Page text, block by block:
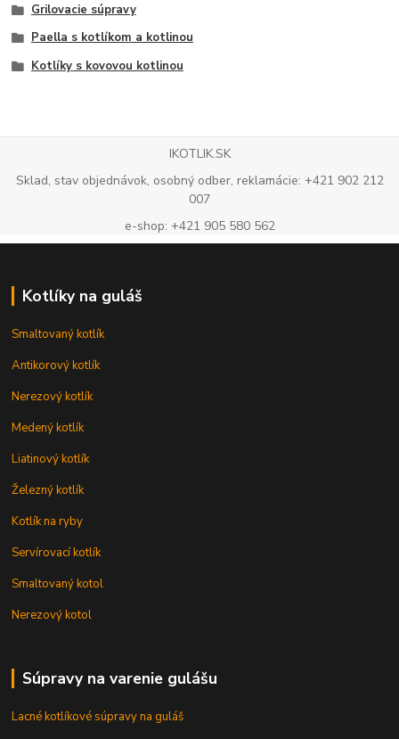
Grilovacie súpravy
Paella s kotlíkom a kotlinou
Kotlíky s kovovou kotlinou
IKOTLIK.SK
Sklad, stav objednávok, osobný odber, reklamácie: +421 902 212
007
e-shop: +421 905 580 562
Kotlíky na guláš
Smaltovaný kotlík
Antikorový kotlík
Nerezový kotlík
Medený kotlík
Liatinový kotlík
Železný kotlík
Kotlík na ryby
Servírovací kotlík
Smaltovaný kotol
Nerezový kotol
Súpravy na varenie gulášu
Lacné kotlíkové súpravy na guláš